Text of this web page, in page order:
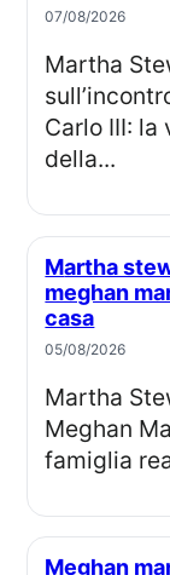
07/08/2026
Martha Stewart svela dettagli
Carlo III: la
della...
Martha stewart stronca il tentativo di
meghan
casa
05/08/2026
Martha Stewart commenta il percorso di
Meghan
famiglia
Meghan markle, perché la famiglia reale ha